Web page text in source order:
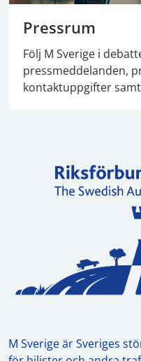
Pressrum
Följ M Sverige i
pressmeddelanden,
kontaktuppgifter
M Sverige är Sveriges